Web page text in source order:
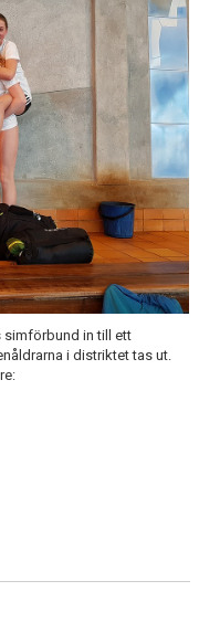
simförbund in till ett
i distriktet tas ut.